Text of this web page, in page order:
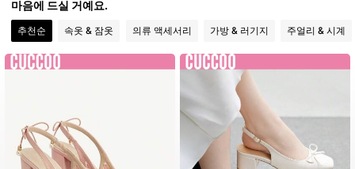
4.84
마음에 드실 거예요.
추천순 속옷 & 잠옷 의류 액세서리 가방 & 러기지 주얼리 & 시계